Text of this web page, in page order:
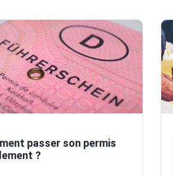
passer son permis
?